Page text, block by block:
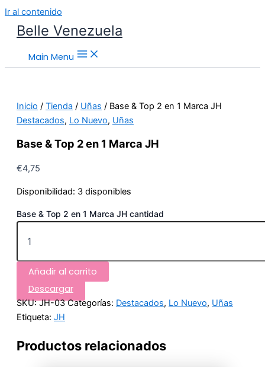
Ir al contenido
Belle Venezuela
Main Menu
Inicio / Tienda / Uñas / Base & Top 2 en 1 Marca JH
Destacados, Lo Nuevo, Uñas
Base & Top 2 en 1 Marca JH
€4,75
Disponibilidad: 3 disponibles
Base & Top 2 en 1 Marca JH cantidad
Añadir al carrito
Descargar
SKU:JH-03 Categorías: Destacados, Lo Nuevo, Uñas
Etiqueta: JH
Productos relacionados